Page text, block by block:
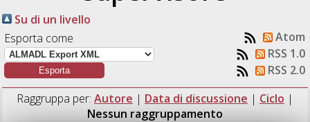
Su di un livello
Esporta come
Atom
RSS 1.0
RSS 2.0
Raggruppa per: Autore | Data di discussione | Ciclo |
Nessun raggruppamento